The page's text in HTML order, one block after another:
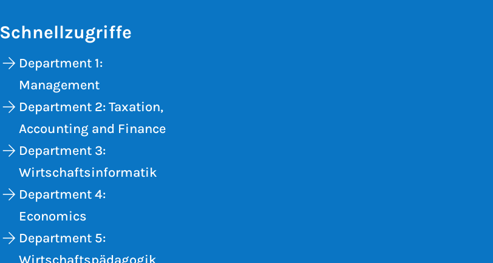
Schnellzugriffe
Department 1:
Management
Department 2: Taxation,
Accounting and Finance
Department 3:
Wirtschaftsinformatik
Department 4:
Economics
Department 5: